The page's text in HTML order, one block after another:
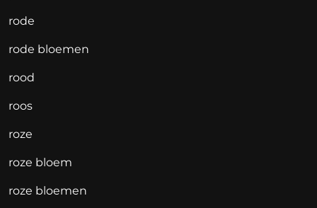
rode
rode bloemen
rood
roos
roze
roze bloem
roze bloemen